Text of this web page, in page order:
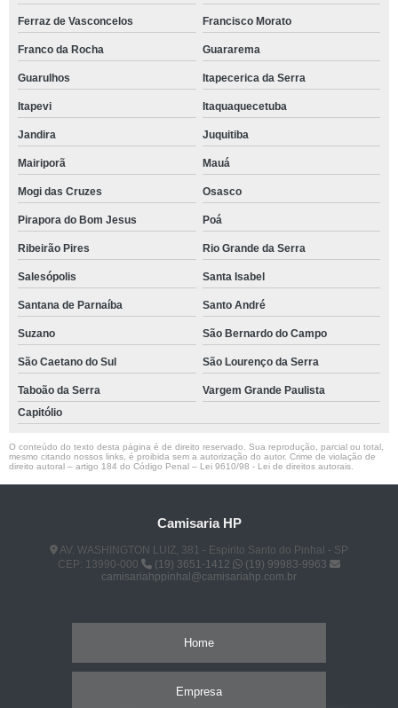
Ferraz de Vasconcelos Francisco Morato
Franco da Rocha Guararema
Guarulhos Itapecerica da Serra
Itapevi Itaquaquecetuba
Jandira Juquitiba
Mairiporã Mauá
Mogi das Cruzes Osasco
Pirapora do Bom Jesus Poá
Ribeirão Pires Rio Grande da Serra
Salesópolis Santa Isabel
Santana de Parnaíba Santo André
Suzano São Bernardo do Campo
São Caetano do Sul São Lourenço da Serra
Taboão da Serra
Vargem Grande Paulista
Capitólio
O conteúdo do texto desta página é de direito reservado. Sua reprodução, parcial ou total,
mesmo citando nossos links, é proibida sem a autorização do autor. Crime de violação de
direito autoral – artigo 184 do Código Penal – Lei 9610/98 - Lei de direitos autorais
Camisaria HP
AV. WASHINGTON LUIZ, 381 - Espírito Santo do Pinhal - SP
CEP: 13990-000
(19) 3651-1412
(19) 99983-9963
camisariahppinhal@camisariahp.com.br
Home
Empresa